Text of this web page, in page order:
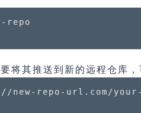
将其推送到新的远程仓库
repo-url.com/